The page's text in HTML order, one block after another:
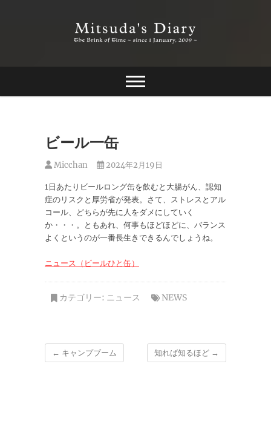
Mitsuda's Diary
ビール一缶
Micchan 2024年2月19日
1日あたりビールロング缶を飲むと大腸がん、認知
症のリスクと厚労省が発表。さて、ストレスとアル
コール、どちらが先に人をダメにしていく
か・・・。ともあれ、何事もほどほどに、バランス
よくというのが一番長生きできるんでしょうね。
ニュース（ビールひと缶）
カテゴリー: ニュース NEWS
← キャンプブーム 知れば知るほど →